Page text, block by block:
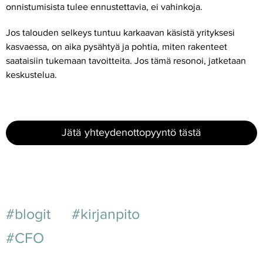
onnistumisista tulee ennustettavia, ei vahinkoja.
Jos talouden selkeys tuntuu karkaavan käsistä yrityksesi
kasvaessa, on aika pysähtyä ja pohtia, miten rakenteet
saataisiin tukemaan tavoitteita. Jos tämä resonoi, jatketaan
keskustelua.
Jätä yhteydenottopyyntö tästä
#blogit
#kirjanpito
#CFO